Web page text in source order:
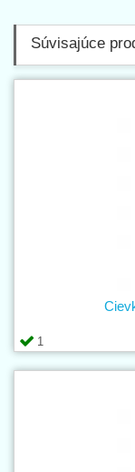
Súvisajúce
1